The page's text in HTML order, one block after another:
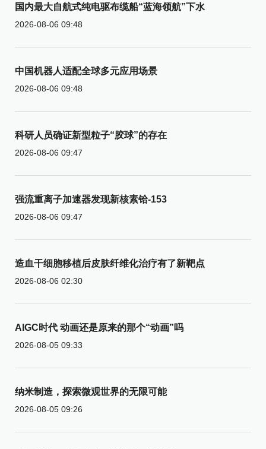
国内最大自航式纯电驱布缆船“蓝海领航”下水
2026-08-06 09:48
中国机器人适配全球多元应用场景
2026-08-06 09:48
科研人员确证新型粒子“胶球”的存在
2026-08-06 09:47
强流重离子加速器发现新核素铪-153
2026-08-06 09:47
造血干细胞移植后皮肤纤维化治疗有了新靶点
2026-08-06 02:30
AIGC时代 动画还是原来的那个“动画”吗
2026-08-05 09:33
纳米制造，探索微观世界的无限可能
2026-08-05 09:26